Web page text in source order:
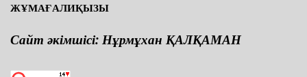
ЖҰМАҒАЛИҚЫЗЫ
Сайт әкімшісі: Нұрмұхан ҚАЛҚАМАН